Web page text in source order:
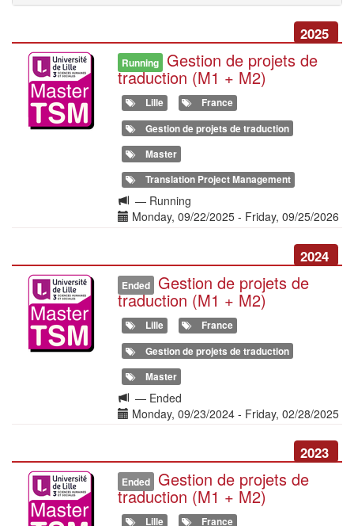
2025
Illustration Running Gestion de projets de
traduction (M1 + M2)
Lille
France
Gestion de projets de traduction
Master
Translation Project Management
Langue
de
—
Date(s)
Monday, 09/22/2025 - Friday, 09/25/2026
Running
2024
Illustration Ended Gestion de projets de
traduction (M1 + M2)
Lille
France
Gestion de projets de traduction
Master
Langue
de
—
Date(s)
Monday, 09/23/2024 - Friday, 02/28/2025
Ended
2023
Illustration Ended Gestion de projets de
traduction (M1 + M2)
Lille France